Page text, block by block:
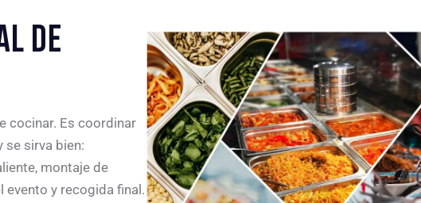
DE
cocinar. Es coordinar
se sirva bien:
montaje de
evento y recogida final.